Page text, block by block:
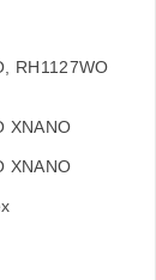
RH1127WO
XNANO
XNANO